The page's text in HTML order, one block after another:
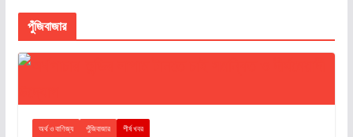
পুঁজিবাজার
অর্থ ও বাণিজ্য পুঁজিবাজার শীর্ষ খবর